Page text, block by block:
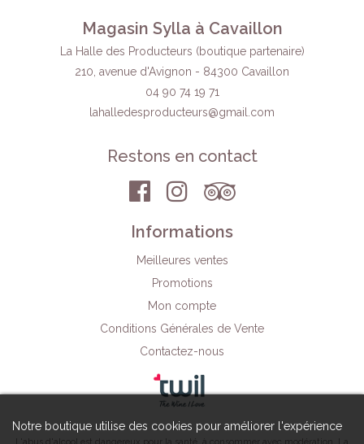
Magasin Sylla à Cavaillon
La Halle des Producteurs (boutique partenaire)
210, avenue d'Avignon - 84300 Cavaillon
04 90 74 19 71
lahalledesproducteurs@gmail.com
Restons en contact
Informations
Meilleures ventes
Promotions
Mon compte
Conditions Générales de Vente
Contactez-nous
Notre boutique utilise des cookies pour améliorer l'expérience